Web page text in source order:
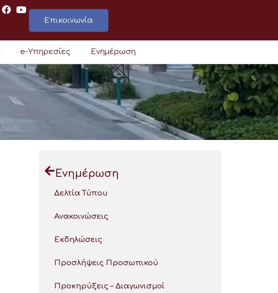
Επικοινωνία
e-Υπηρεσίες Ενημέρωση
Ενημέρωση
Δελτία Τύπου
Ανακοινώσεις
Εκδηλώσεις
Προσλήψεις Προσωπικού
Προκηρύξεις – Διαγωνισμοί